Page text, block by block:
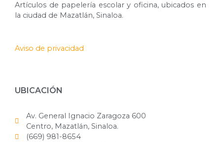
Artículos de papelería escolar y oficina, ubicados en
la ciudad de Mazatlán, Sinaloa.
Aviso de privacidad
UBICACIÓN
Av. General Ignacio Zaragoza 600
Centro, Mazatlán, Sinaloa.
(669) 981-8654